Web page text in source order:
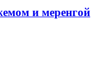
и меренгой